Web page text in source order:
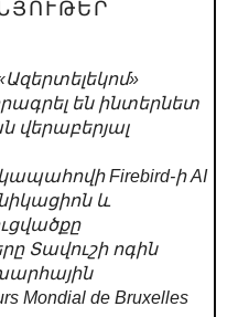
են ինտերնետ
կապահովի Firebird-ի AI
և
Տավուշի ոգին
Mondial de Bruxelles